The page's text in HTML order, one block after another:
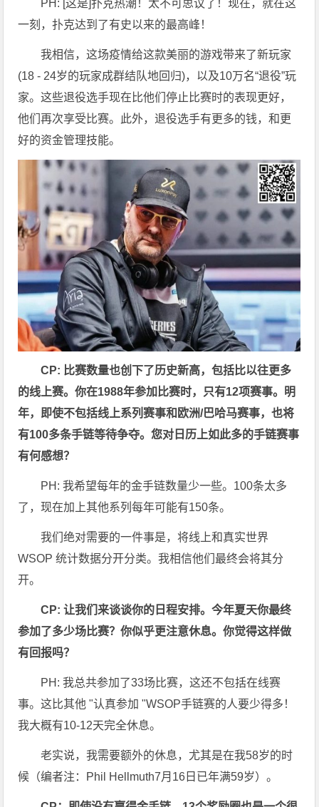
PH: [这是]扑克热潮！太不可思议了！现在，就在这
一刻，扑克达到了有史以来的最高峰！
我相信，这场疫情给这款美丽的游戏带来了新玩家
(18 - 24岁的玩家成群结队地回归)，以及10万名“退役”玩
家。这些退役选手现在比他们停止比赛时的表现更好，
他们再次享受比赛。此外，退役选手有更多的钱，和更
好的资金管理技能。
CP: 比赛数量也创下了历史新高，包括比以往更多
的线上赛。你在1988年参加比赛时，只有12项赛事。明
年，即使不包括线上系列赛事和欧洲/巴哈马赛事，也将
有100多条手链等待争夺。您对日历上如此多的手链赛事
有何感想？
PH: 我希望每年的金手链数量少一些。100条太多
了，现在加上其他系列每年可能有150条。
我们绝对需要的一件事是，将线上和真实世界
WSOP 统计数据分开分类。我相信他们最终会将其分
开。
CP: 让我们来谈谈你的日程安排。今年夏天你最终
参加了多少场比赛？你似乎更注意休息。你觉得这样做
有回报吗？
PH: 我总共参加了33场比赛，这还不包括在线赛
事。这比其他 "认真参加 "WSOP手链赛的人要少得多！
我大概有10-12天完全休息。
老实说，我需要额外的休息，尤其是在我58岁的时
候（编者注：Phil Hellmuth7月16日已年满59岁）。